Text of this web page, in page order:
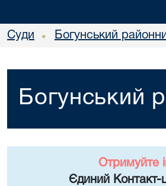
Суди • Богунський
Богунський
Отримуйте
Єдиний Контакт-